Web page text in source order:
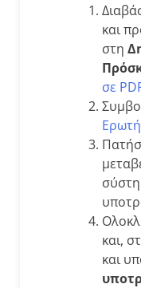
και
στη
σε
και,
και